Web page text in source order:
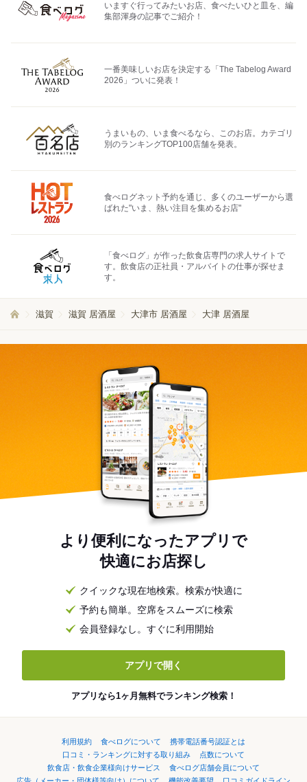
いますぐ行ってみたいお店、食べたいひと皿を、編
集部渾身の記事でご紹介！
一番美味しいお店を決定する「The Tabelog Award
2026」ついに発表！
うまいもの、いま食べるなら、このお店。カテゴリ
別のランキングTOP100店舗を発表。
食べログネット予約を通じ、多くのユーザーから選
ばれた"いま、熱い注目を集めるお店"
「食べログ」が作った飲食店専門の求人サイトで
す。飲食店の正社員・アルバイトの仕事が探せま
す。
滋賀 滋賀 居酒屋 大津市 居酒屋 大津 居酒屋
より便利になったアプリで
快適にお店探し
クイックな現在地検索。検索が快適に
予約も簡単。空席をスムーズに検索
会員登録なし。すぐに利用開始
アプリで開く
アプリなら1ヶ月無料でランキング検索！
利用規約 食べログについて
携帯電話番号認証とは
口コミ・ランキングに対する取り組み
点数について
飲食店・飲食企業様向けサービス
食べログ店舗会員について